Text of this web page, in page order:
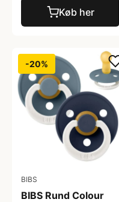
Køb her
-20%
BIBS
BIBS Rund Colour